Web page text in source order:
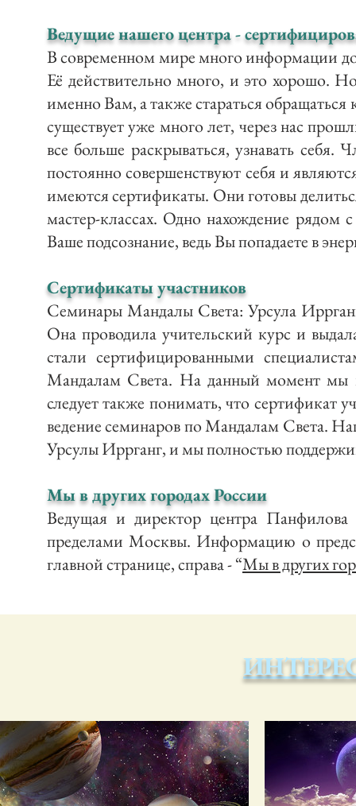
Ведущие нашего центра -
В современном мире много информации
Её действительно много, и это хорошо.
именно Вам, а также стараться
существует уже много лет, через нас
все больше раскрываться, узнавать
постоянно совершенствуют себя и
имеются сертификаты. Они готовы
мастер-классах. Одно нахождение рядом
Ваше подсознание, ведь Вы попадаете в
Сертификаты участников
Семинары Мандалы Света: Урсула
Она проводила учительский курс и
стали сертифицированными
Мандалам Света. На данный момент мы
следует также понимать, что сертификат
ведение семинаров по Мандалам Света.
Урсулы Иррганг, и мы полностью
Мы в других городах России
Ведущая и директор центра
пределами Москвы. Информацию о
главной странице, справа - “Мы в других